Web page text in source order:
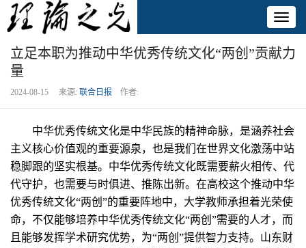
立足本职为推动中华优秀传统文化“两创”贡献力
量
2024-08-15 来源: 联合日报 作者:
中华优秀传统文化是中华民族的精神命脉，是涵养社会
主义核心价值观的重要源泉，也是我们在世界文化激荡中站
稳脚跟的坚实根基。中华优秀传统文化既需要薪火相传、代
代守护，也需要与时俱进、推陈出新。在高校这个推动中华
优秀传统文化“两创”的重要阵地中，大学教师承担着光荣使
命，不仅能够培养中华优秀传统文化“两创”需要的人才，而
且能够发挥学术研究优势，为“两创”提供智力支持。山东财